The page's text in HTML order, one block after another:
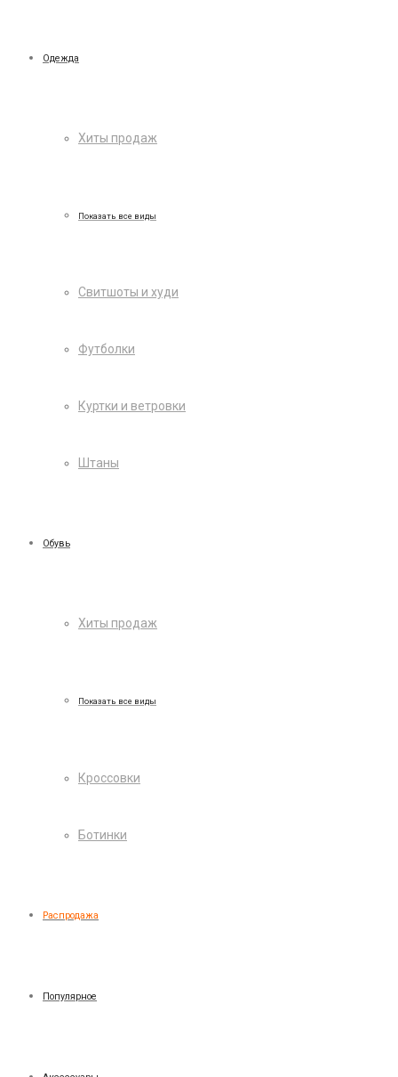
Одежда
Хиты продаж
Показать все виды
Свитшоты и худи
Футболки
Куртки и ветровки
Штаны
Обувь
Хиты продаж
Показать все виды
Кроссовки
Ботинки
Распродажа
Популярное